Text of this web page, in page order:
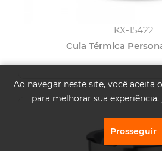
KX-15422
Cuia Térmica
Ao navegar neste site, você aceita
para melhorar sua experiência.
Prosseguir